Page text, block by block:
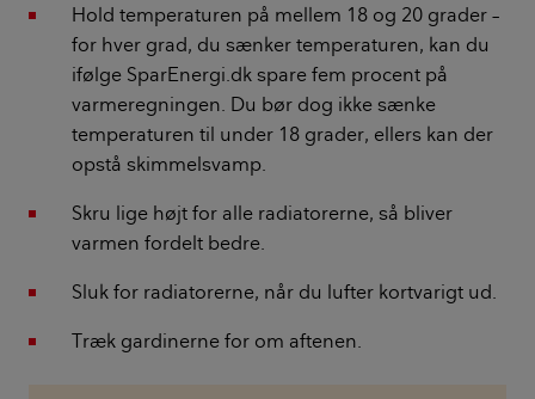
Hold temperaturen på mellem 18 og 20 grader –
for hver grad, du sænker temperaturen, kan du
ifølge SparEnergi.dk spare fem procent på
varmeregningen. Du bør dog ikke sænke
temperaturen til under 18 grader, ellers kan der
opstå skimmelsvamp.
Skru lige højt for alle radiatorerne, så bliver
varmen fordelt bedre.
Sluk for radiatorerne, når du lufter kortvarigt ud.
Træk gardinerne for om aftenen.